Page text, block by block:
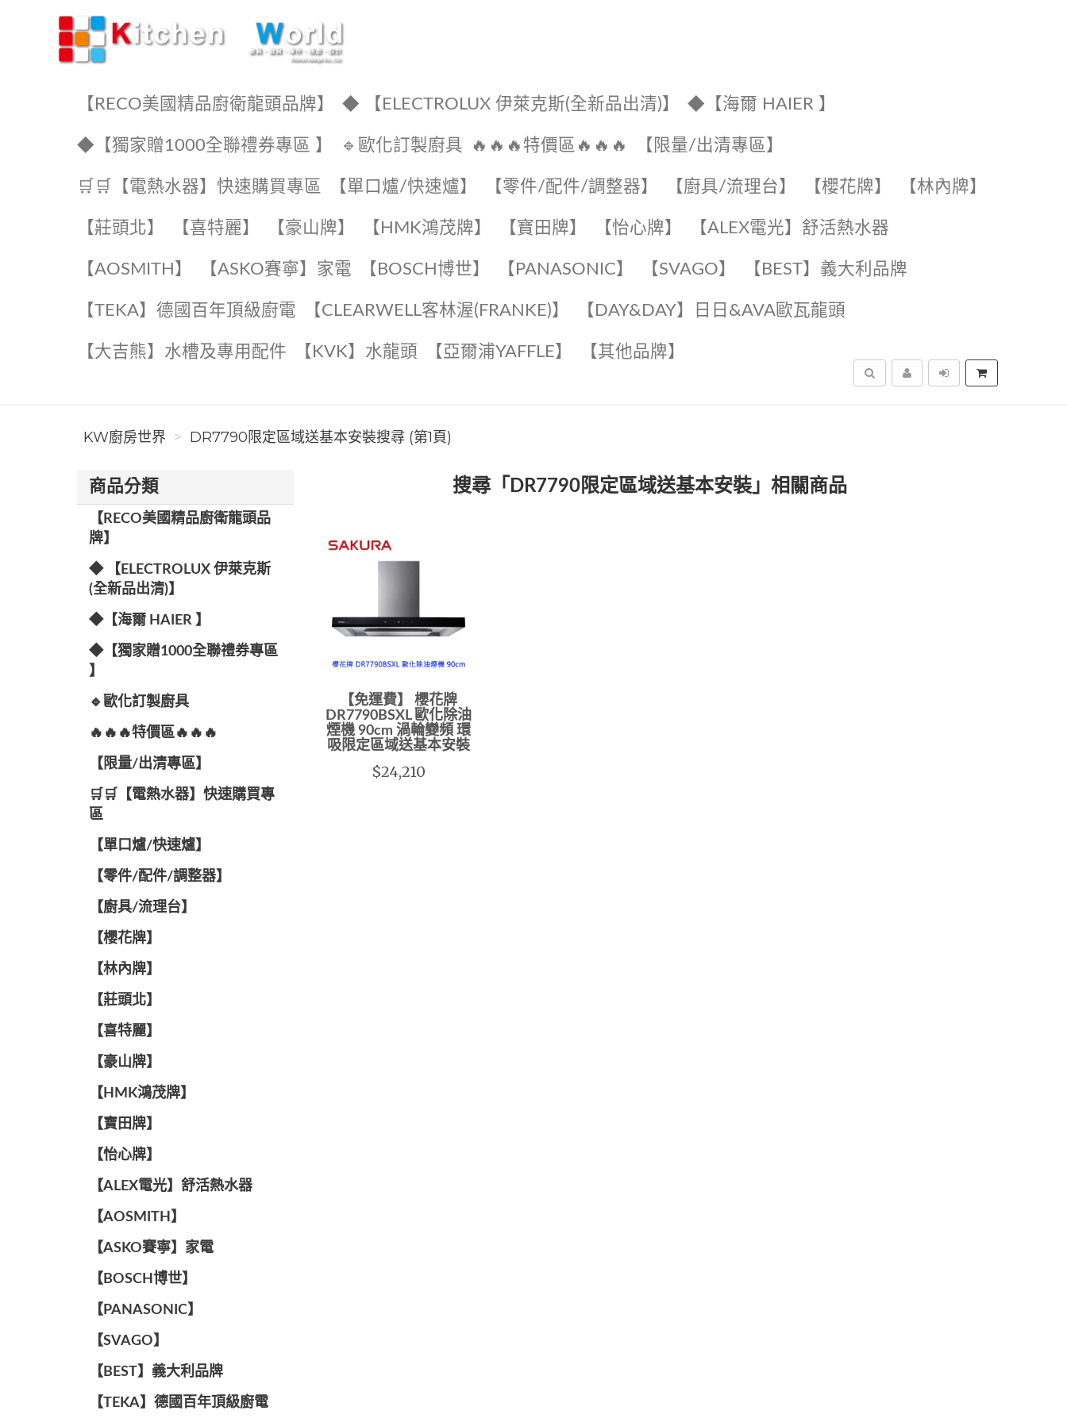
【RECO美國精品廚衛龍頭品牌】 ◆ 【ELECTROLUX 伊萊克斯(全新品出清)】 ◆【海爾 HAIER 】
◆【獨家贈1000全聯禮券專區 】 🔹歐化訂製廚具 🔥🔥🔥特價區🔥🔥🔥 【限量/出清專區】
🛒🛒【電熱水器】快速購買專區 【單口爐/快速爐】 【零件/配件/調整器】 【廚具/流理台】 【櫻花牌】 【林內牌】
【莊頭北】 【喜特麗】 【豪山牌】 【HMK鴻茂牌】 【寶田牌】 ️【怡心牌】️ ️️【ALEX電光】舒活熱水器️️
【AOSMITH】 【ASKO賽寧】家電 【BOSCH博世】 ️【PANASONIC】️ ️【SVAGO】️ ️【BEST】️義大利品牌
️【TEKA】️德國百年頂級廚電 ️【CLEARWELL客林渥(FRANKE)】️ ️【DAY&DAY】️日日&AVA歐瓦龍頭
【大吉熊】水槽及專用配件 ️【KVK】水龍頭️ 【亞爾浦YAFFLE】 ️【其他品牌】️
搜尋
KW廚房世界 DR7790限定區域送基本安裝搜尋 (第1頁)
商品分類
【RECO美國精品廚衛龍頭品
牌】
◆ 【ELECTROLUX 伊萊克斯
(全新品出清)】
◆【海爾 HAIER 】
◆【獨家贈1000全聯禮券專區
】
🔹歐化訂製廚具
🔥🔥🔥特價區🔥🔥🔥
【限量/出清專區】
🛒🛒【電熱水器】快速購買專
區
【單口爐/快速爐】
【零件/配件/調整器】
【廚具/流理台】
【櫻花牌】
【林內牌】
【莊頭北】
【喜特麗】
【豪山牌】
【HMK鴻茂牌】
【寶田牌】
️【怡心牌】️
️️【ALEX電光】舒活熱水器️️
【AOSMITH】
【ASKO賽寧】家電
【BOSCH博世】
️【PANASONIC】️
️【SVAGO】️
️【BEST】️義大利品牌
️【TEKA】️德國百年頂級廚電
搜尋「DR7790限定區域送基本安裝」相關商品
【免運費】 櫻花牌
DR7790BSXL 歐化除油
煙機 90cm 渦輪變頻 環
吸限定區域送基本安裝
$24,210